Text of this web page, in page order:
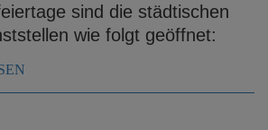
sind die städtischen
wie folgt geöffnet: